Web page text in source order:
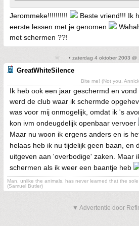
Jerommeke!!!!!!!!!!
Beste vriend!!! Ik
eerste lessen met je genomen
met schermen ??!
• zaterdag 4 oktober 2003 @
GreatWhiteSilence
Bite me! (Not you,
Ik heb ook een jaar geschermd en
werd de club waar ik schermde
was voor mij onmogelijk, omdat ik 's
kon ivm ondeugdelijk openbaar vervoer
Maar nu woon ik ergens anders en is
helaas heb ik nu tijdelijk geen baan, en
uitgeven aan 'overbodige' zaken. Maar
schermen als ik weer een baantje heb
Man, unlike the animals, has never learned that the
(Samuel Butler)
▼ Advertentie door